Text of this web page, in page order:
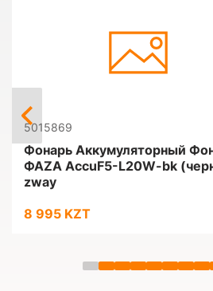
5015869
Фонарь Аккумуляторный
ФАZА AccuF5-L20W-bk
zway
8 995 KZT